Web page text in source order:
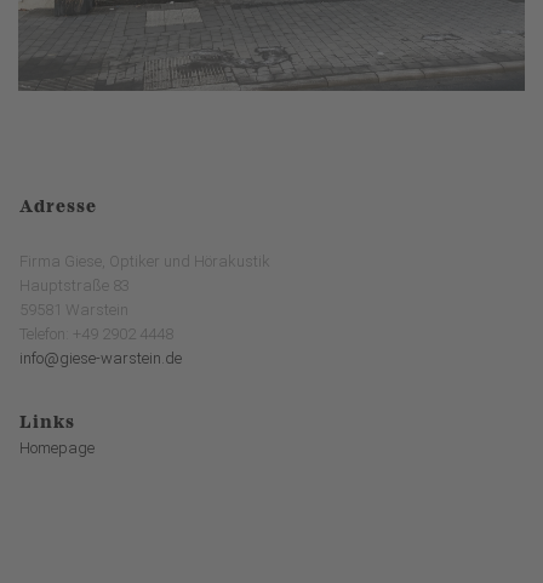
Adresse
Firma Giese, Optiker und Hörakustik
Hauptstraße 83
59581 Warstein
Telefon: +49 2902 4448
info@giese-warstein.de
Links
Homepage